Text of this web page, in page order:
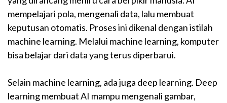
mempelajari pola, mengenali data, lalu membuat
keputusan otomatis. Proses ini dikenal dengan istilah
machine learning. Melalui machine learning, komputer
bisa belajar dari data yang terus diperbarui.
Selain machine learning, ada juga deep learning. Deep
learning membuat AI mampu mengenali gambar,